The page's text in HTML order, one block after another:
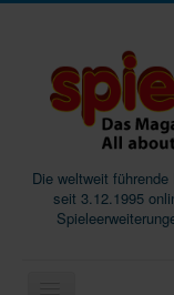
Die weltweit
seit 3.12.1995